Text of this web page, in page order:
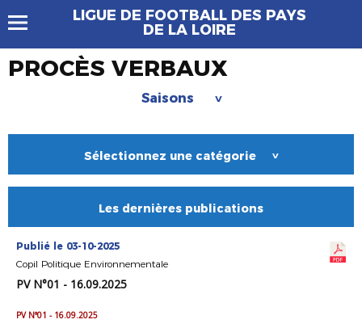
LIGUE DE FOOTBALL DES PAYS
DE LA LOIRE
PROCÈS VERBAUX
Saisons >
Sélectionnez une catégorie >
Les dernières publications
Publié le 03-10-2025
Copil Politique Environnementale
PV N°01 - 16.09.2025
PV N°01 - 16.09.2025